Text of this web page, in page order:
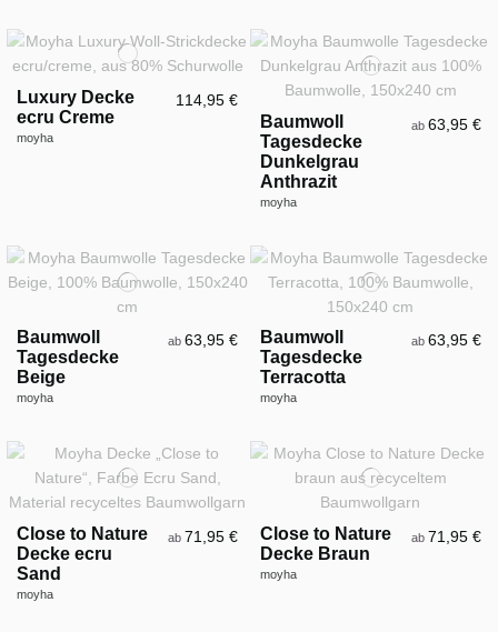
Luxury Decke
ecru Creme
moyha
114,95 €
Baumwoll
Tagesdecke
Dunkelgrau
Anthrazit
moyha
ab 63,95 €
Baumwoll
Tagesdecke
Beige
moyha
ab63,95 €
Baumwoll
Tagesdecke
Terracotta
moyha
ab 63,95 €
Close to Nature
Decke ecru
Sand
moyha
ab 71,95 €
Close to Nature
Decke Braun
moyha
ab 71,95 €